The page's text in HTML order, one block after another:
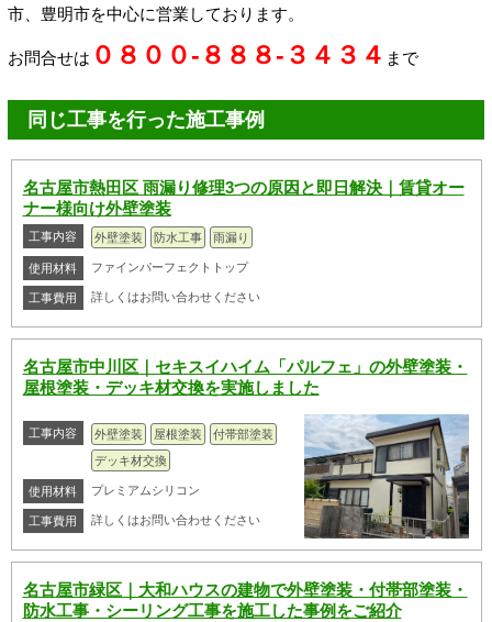
市、豊明市を中心に営業しております。
お問合せは ０８００-８８８-３４３４ まで
同じ工事を行った施工事例
名古屋市熱田区 雨漏り修理3つの原因と即日解決｜賃貸オー
ナー様向け外壁塗装
工事内容 外壁塗装 防水工事 雨漏り
使用材料 ファインパーフェクトトップ
工事費用 詳しくはお問い合わせください
名古屋市中川区｜セキスイハイム「パルフェ」の外壁塗装・
屋根塗装・デッキ材交換を実施しました
工事内容 外壁塗装 屋根塗装
付帯部塗装
デッキ材交換
使用材料 プレミアムシリコン
工事費用 詳しくはお問い合わせください
名古屋市緑区｜大和ハウスの建物で外壁塗装・付帯部塗装・
防水工事・シーリング工事を施工した事例をご紹介